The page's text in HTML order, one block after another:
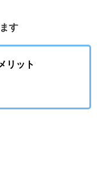
す
リット